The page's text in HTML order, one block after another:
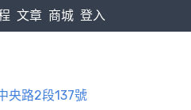
文章 商城 登入
央路2段137號